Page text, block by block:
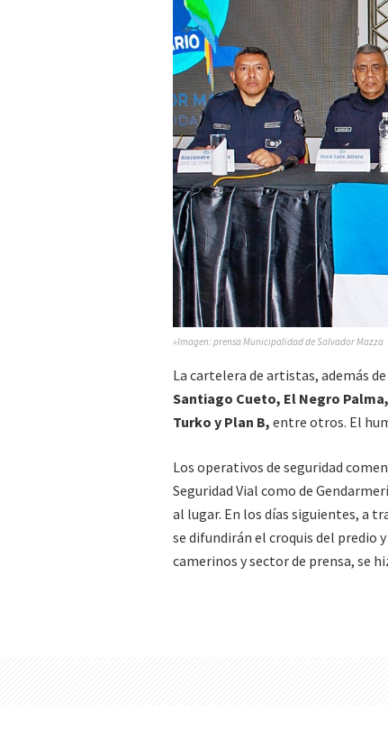
»Imagen: prensa Municipalidad de Salvador Mazza
La cartelera de artistas, además
Santiago Cueto, El Negro
Turko y Plan B, entre otros. El
Los operativos de seguridad
Seguridad Vial como de
al lugar. En los días siguientes, a
se difundirán el croquis del predio
camerinos y sector de prensa, se